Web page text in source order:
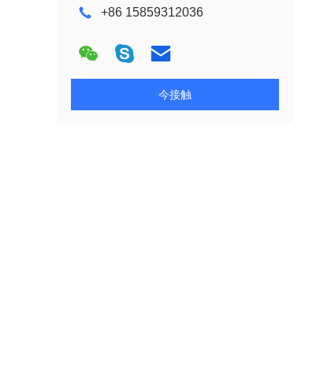
+86 15859312036
今接触